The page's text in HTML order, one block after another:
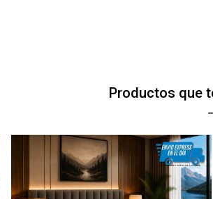
Productos que